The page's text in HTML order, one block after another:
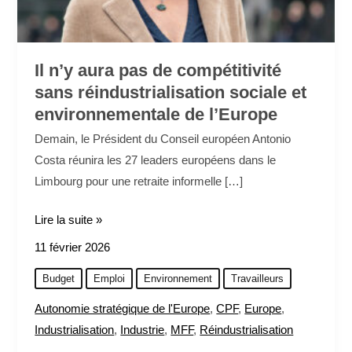
Il n’y aura pas de compétitivité
sans réindustrialisation sociale et
environnementale de l’Europe
Demain, le Président du Conseil européen Antonio
Costa réunira les 27 leaders européens dans le
Limbourg pour une retraite informelle […]
de
l’Europe
Lire la suite »
11 février 2026
Budget Emploi Environnement Travailleurs
Autonomie stratégique de l'Europe,CPF, Europe,
Industrialisation, Industrie, MFF, Réindustrialisation